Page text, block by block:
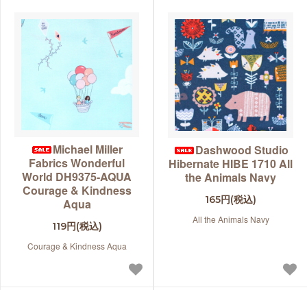
Michael Miller
Fabrics Wonderful
World DH9375-AQUA
Courage & Kindness
Aqua
119円(税込)
Courage & Kindness Aqua
Dashwood Studio
Hibernate HIBE 1710 All
the Animals Navy
165円(税込)
All the Animals Navy